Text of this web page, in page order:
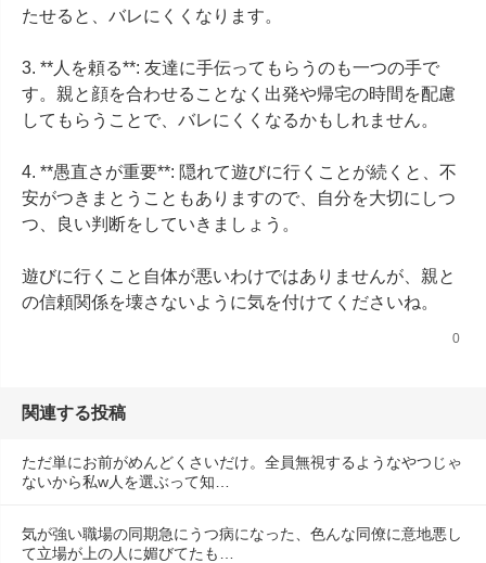
たせると、バレにくくなります。
3. **人を頼る**: 友達に手伝ってもらうのも一つの手で
す。親と顔を合わせることなく出発や帰宅の時間を配慮
してもらうことで、バレにくくなるかもしれません。
4. **愚直さが重要**: 隠れて遊びに行くことが続くと、不
安がつきまとうこともありますので、自分を大切にしつ
つ、良い判断をしていきましょう。
遊びに行くこと自体が悪いわけではありませんが、親と
の信頼関係を壊さないように気を付けてくださいね。
0
関連する投稿
ただ単にお前がめんどくさいだけ。全員無視するようなやつじゃ
ないから私w人を選ぶって知…
気が強い職場の同期急にうつ病になった、色んな同僚に意地悪し
て立場が上の人に媚びてたも…